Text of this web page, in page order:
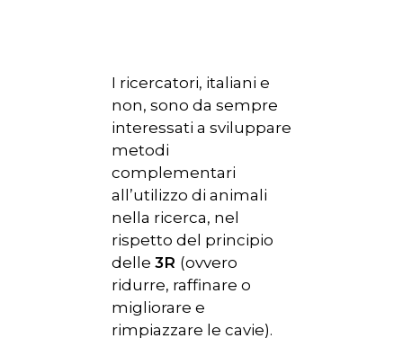
I ricercatori, italiani e
non, sono da sempre
interessati a sviluppare
metodi
complementari
all’utilizzo di animali
nella ricerca, nel
rispetto del principio
delle 3R (ovvero
ridurre, raffinare o
migliorare e
rimpiazzare le cavie).